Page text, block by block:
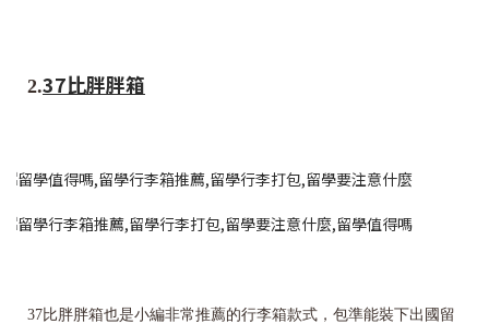
2.37比胖胖箱
37比胖胖箱也是小編非常推薦的行李箱款式，包準能裝下出國留